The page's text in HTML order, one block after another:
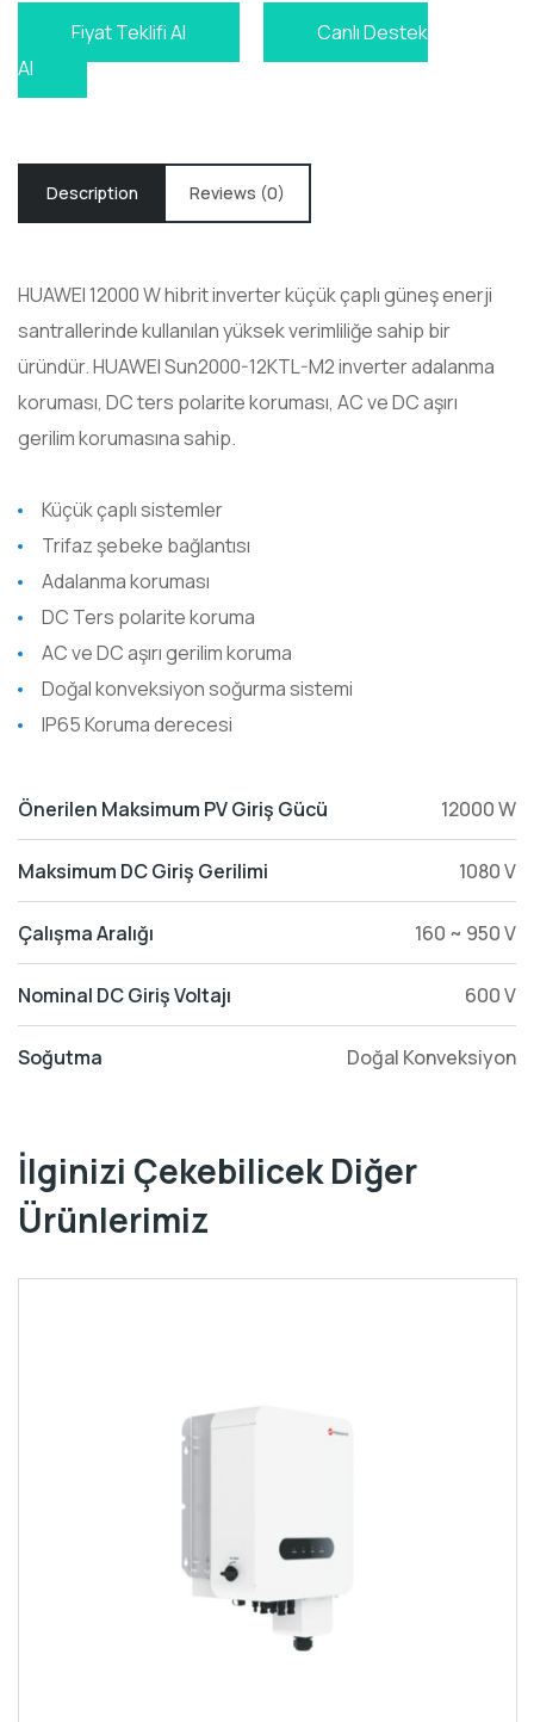
Fiyat Teklifi Al
Canlı Destek
Al
Description Reviews (0)
HUAWEI 12000 W hibrit inverter küçük çaplı güneş enerji
santrallerinde kullanılan yüksek verimliliğe sahip bir
üründür. HUAWEI Sun2000-12KTL-M2 inverter adalanma
koruması, DC ters polarite koruması, AC ve DC aşırı
gerilim korumasına sahip.
Küçük çaplı sistemler
Trifaz şebeke bağlantısı
Adalanma koruması
DC Ters polarite koruma
AC ve DC aşırı gerilim koruma
Doğal konveksiyon soğurma sistemi
IP65 Koruma derecesi
Önerilen Maksimum PV Giriş Gücü 12000 W
Maksimum DC Giriş Gerilimi 1080 V
Çalışma Aralığı 160 ~ 950 V
Nominal DC Giriş Voltajı 600 V
Soğutma Doğal Konveksiyon
İlginizi Çekebilicek Diğer
Ürünlerimiz